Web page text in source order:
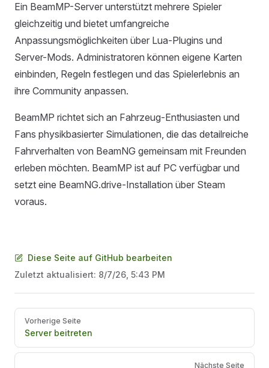
Ein BeamMP-Server unterstützt mehrere Spieler
gleichzeitig und bietet umfangreiche
Anpassungsmöglichkeiten über Lua-Plugins und
Server-Mods. Administratoren können eigene Karten
einbinden, Regeln festlegen und das Spielerlebnis an
ihre Community anpassen.
BeamMP richtet sich an Fahrzeug-Enthusiasten und
Fans physikbasierter Simulationen, die das detailreiche
Fahrverhalten von BeamNG gemeinsam mit Freunden
erleben möchten. BeamMP ist auf PC verfügbar und
setzt eine BeamNG.drive-Installation über Steam
voraus.
Diese Seite auf GitHub bearbeiten
Zuletzt aktualisiert: 8/7/26, 5:43 PM
Pager
Vorherige Seite
Server beitreten
Nächste Seite